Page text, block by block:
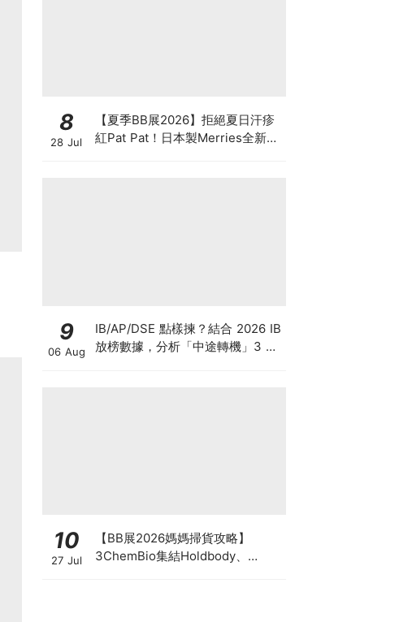
8
28 Jul
【夏季BB展2026】拒絕夏日汗疹
紅Pat Pat！日本製Merries全新超
9
06 Aug
IB/AP/DSE 點樣揀？結合 2026 IB
放榜數據，分析「中途轉機」3 大
10
27 Jul
【BB展2026媽媽掃貨攻略】
3ChemBio集結Holdbody、